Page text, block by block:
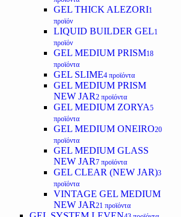
GEL THICK ALEZORI1
προϊόν
LIQUID BUILDER GEL1
προϊόν
GEL MEDIUM PRISM18
προϊόντα
GEL SLIME4 προϊόντα
GEL MEDIUM PRISM
NEW JAR2 προϊόντα
GEL MEDIUM ZORYA5
προϊόντα
GEL MEDIUM ONEIRO20
προϊόντα
GEL MEDIUM GLASS
NEW JAR7 προϊόντα
GEL CLEAR (NEW JAR)3
προϊόντα
VINTAGE GEL MEDIUM
NEW JAR21 προϊόντα